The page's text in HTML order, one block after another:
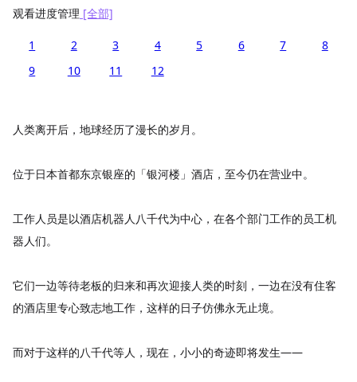
观看进度管理 [全部]
1 2 3 4 5 6 7
8
9
10 11 12
人类离开后，地球经历了漫长的岁月。
位于日本首都东京银座的「银河楼」酒店，至今仍在营业中。
工作人员是以酒店机器人八千代为中心，在各个部门工作的员工机
器人们。
它们一边等待老板的归来和再次迎接人类的时刻，一边在没有住客
的酒店里专心致志地工作，这样的日子仿佛永无止境。
而对于这样的八千代等人，现在，小小的奇迹即将发生——